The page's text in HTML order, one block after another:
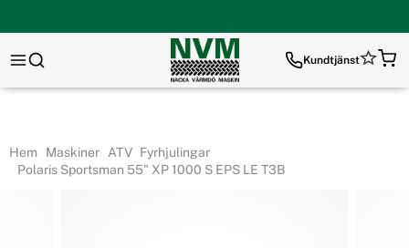
Kundtjänst
Hem Maskiner ATV Fyrhjulingar
Polaris Sportsman 55" XP 1000 S EPS LE T3B